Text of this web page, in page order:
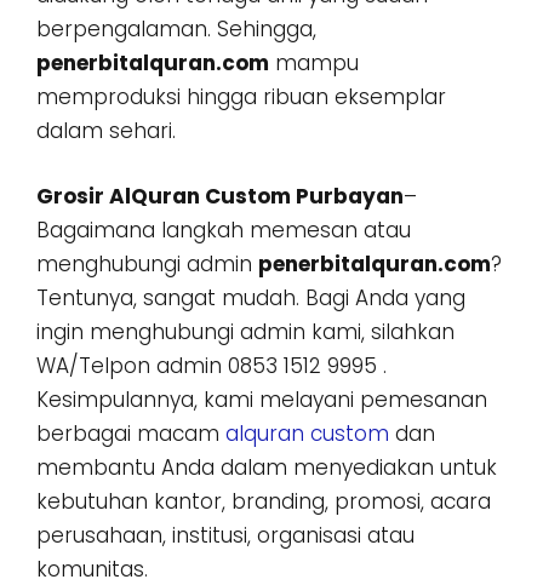
berpengalaman. Sehingga,
penerbitalquran.com mampu
memproduksi hingga ribuan eksemplar
dalam sehari.
Grosir AlQuran Custom Purbayan–
Bagaimana langkah memesan atau
menghubungi admin penerbitalquran.com?
Tentunya, sangat mudah. Bagi Anda yang
ingin menghubungi admin kami, silahkan
WA/Telpon admin 0853 1512 9995 .
Kesimpulannya, kami melayani pemesanan
berbagai macam alquran custom dan
membantu Anda dalam menyediakan untuk
kebutuhan kantor, branding, promosi, acara
perusahaan, institusi, organisasi atau
komunitas.